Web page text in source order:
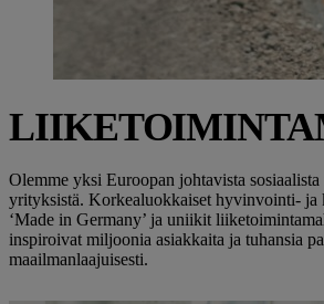
Olemme yksi Euroopan johtavista
yrityksistä. Korkealuokkaiset hyvinvointi- ja
‘Made in Germany’ ja uniikit
inspiroivat miljoonia asiakkaita ja tuhansia
maailmanlaajuisesti.